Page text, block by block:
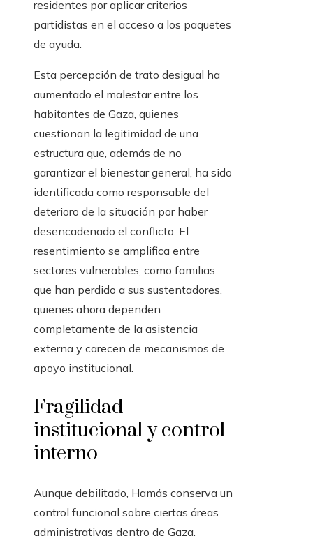
residentes por aplicar criterios
partidistas en el acceso a los paquetes
de ayuda.
Esta percepción de trato desigual ha
aumentado el malestar entre los
habitantes de Gaza, quienes
cuestionan la legitimidad de una
estructura que, además de no
garantizar el bienestar general, ha sido
identificada como responsable del
deterioro de la situación por haber
desencadenado el conflicto. El
resentimiento se amplifica entre
sectores vulnerables, como familias
que han perdido a sus sustentadores,
quienes ahora dependen
completamente de la asistencia
externa y carecen de mecanismos de
apoyo institucional.
Fragilidad
institucional y control
interno
Aunque debilitado, Hamás conserva un
control funcional sobre ciertas áreas
administrativas dentro de Gaza.